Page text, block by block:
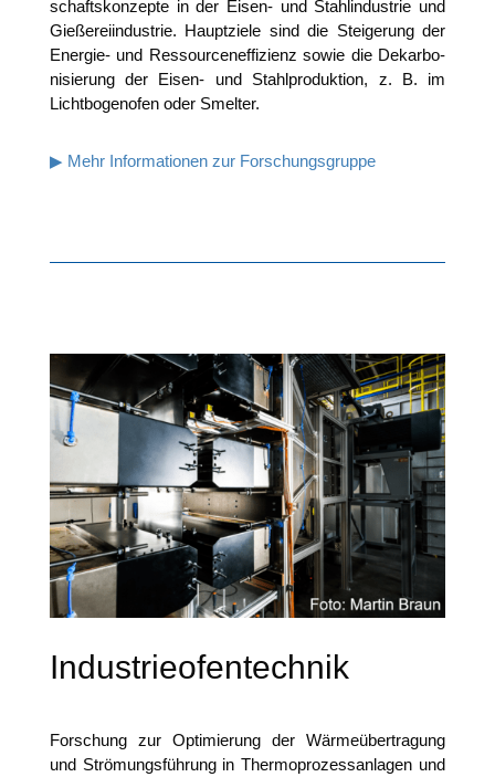
schafts­kon­zep­te in der Eisen- und Stahl­in­dus­trie und
Gie­ße­rei­in­dus­trie. Haupt­zie­le sind die Stei­ge­rung der
Ener­gie- und Res­sour­cen­ef­fi­zi­enz sowie die Dekar­bo­
ni­sie­rung der Eisen- und Stahl­pro­duk­ti­on, z. B. im
Licht­bo­gen­ofen oder Smelter.
▶ Mehr Infor­ma­tio­nen zur Forschungsgruppe
Industrieofentechnik
For­schung zur Opti­mie­rung der Wär­me­über­tra­gung
und Strö­mungs­füh­rung in Ther­mo­pro­zess­an­la­gen und